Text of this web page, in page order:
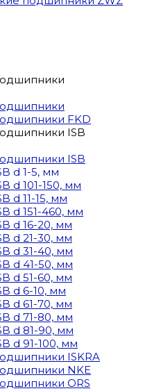
FKD
ISB
ISB
d 1-5, мм
d 101-150, мм
d 11-15, мм
d 151-460, мм
d 16-20, мм
d 21-30, мм
d 31-40, мм
d 41-50, мм
d 51-60, мм
d 6-10, мм
d 61-70, мм
d 71-80, мм
d 81-90, мм
d 91-100, мм
ISKRA
NKE
ORS